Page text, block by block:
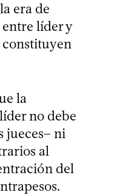
era de
líder y
la
no debe
jueces– ni
al
del